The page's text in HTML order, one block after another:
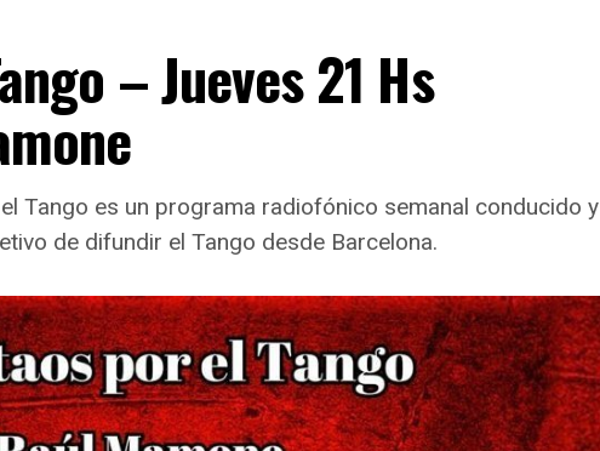
– Jueves 21 Hs
Tango es un programa radiofónico semanal conducido y
de difundir el Tango desde Barcelona.